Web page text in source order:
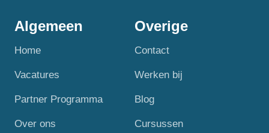
Algemeen
Home
Vacatures
Partner Programma
Over ons
Overige
Contact
Werken bij
Blog
Cursussen